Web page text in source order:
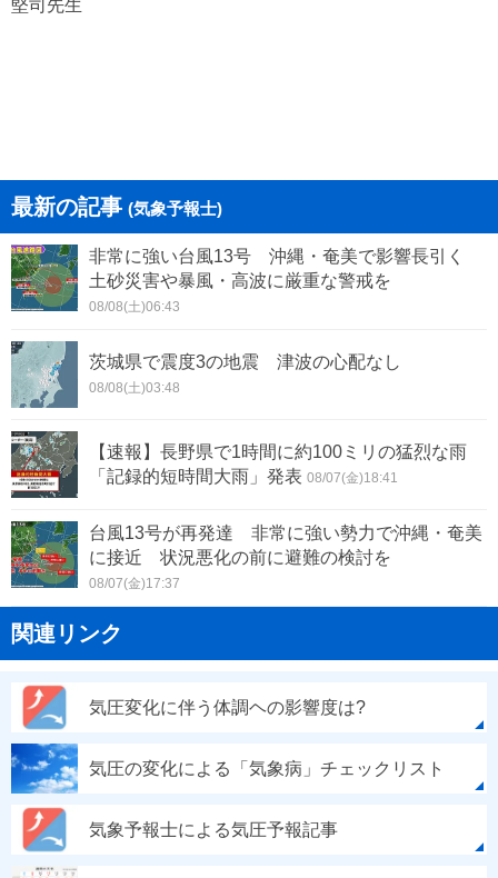
堅司先生
最新の記事 (気象予報士)
非常に強い台風13号 沖縄・奄美で影響長引く
土砂災害や暴風・高波に厳重な警戒を
08/08(土)06:43
茨城県で震度3の地震 津波の心配なし
08/08(土)03:48
【速報】長野県で1時間に約100ミリの猛烈な雨
「記録的短時間大雨」発表 08/07(金)18:41
台風13号が再発達 非常に強い勢力で沖縄・奄美
に接近 状況悪化の前に避難の検討を
08/07(金)17:37
関連リンク
気圧変化に伴う体調ヘの影響度は?
気圧の変化による「気象病」チェックリスト
気象予報士による気圧予報記事